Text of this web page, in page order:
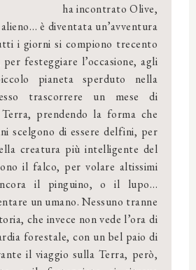
ha incontrato Olive,
è diventata un’avventura
i giorni si compiono trecento
festeggiare l’occasione, agli
pianeta sperduto nella
trascorrere un mese di
prendendo la forma che
scelgono di essere delfini, per
creatura più intelligente del
il falco, per volare altissimi
il pinguino, o il lupo…
un umano. Nessuno tranne
che invece non vede l’ora di
forestale, con un bel paio di
il viaggio sulla Terra, però,